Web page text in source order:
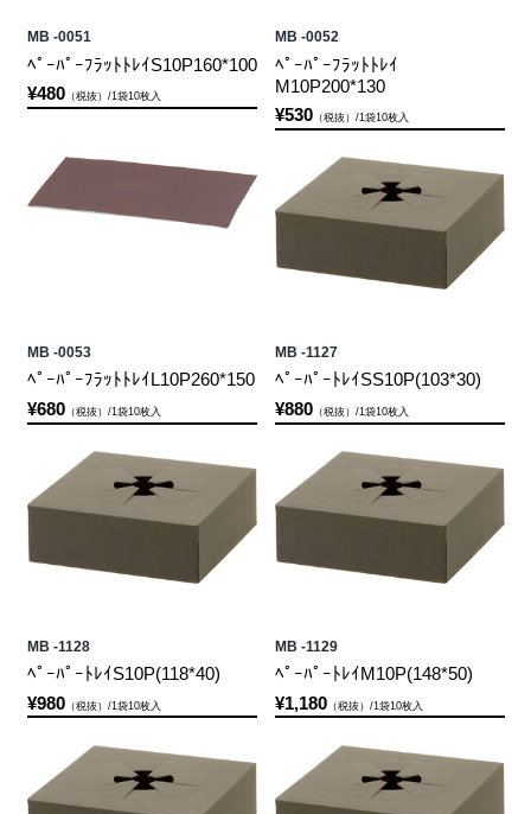
MB -0051
ﾍﾟｰﾊﾟｰﾌﾗｯﾄﾄﾚｲS10P160*100
¥480（税抜）/1袋10枚入
MB -0052
ﾍﾟｰﾊﾟｰﾌﾗｯﾄﾄﾚｲ
M10P200*130
¥530（税抜）/1袋10枚入
MB -0053
ﾍﾟｰﾊﾟｰﾌﾗｯﾄﾄﾚｲL10P260*150
¥680（税抜）/1袋10枚入
MB -1127
ﾍﾟｰﾊﾟｰﾄﾚｲSS10P(103*30)
¥880（税抜）/1袋10枚入
MB -1128
ﾍﾟｰﾊﾟｰﾄﾚｲS10P(118*40)
¥980（税抜）/1袋10枚入
MB -1129
ﾍﾟｰﾊﾟｰﾄﾚｲM10P(148*50)
¥1,180（税抜）/1袋10枚入